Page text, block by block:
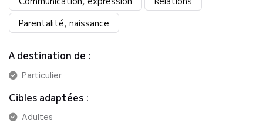
Parentalité, naissance
A destination de :
Particulier
Cibles adaptées :
Adultes